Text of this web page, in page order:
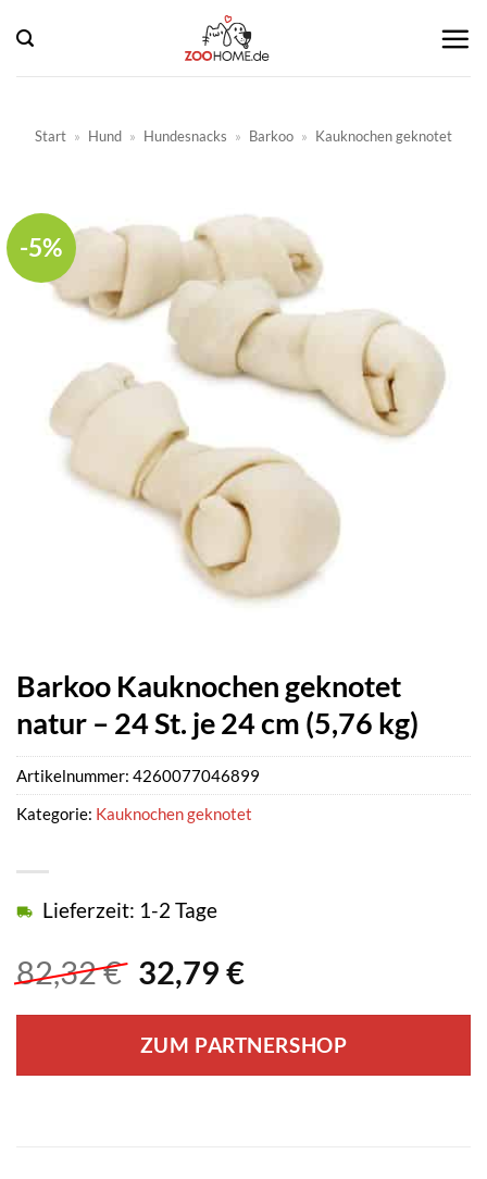
Inhalt
springen
Start » Hund » Hundesnacks » Barkoo » Kauknochen geknotet
-5%
Barkoo Kauknochen geknotet
natur – 24 St. je 24 cm (5,76 kg)
82,32€ Ursprünglicher
war:
82,32 €
32,79 €Aktueller
ist:
32,79 €.
Lieferzeit: 1-2 Tage
ZUM PARTNERSHOP
Artikelnummer: 4260077046899
Kategorie: Kauknochen geknotet